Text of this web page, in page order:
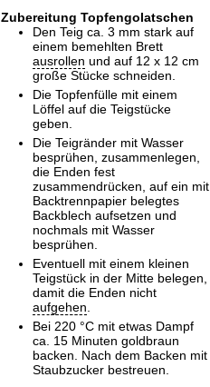
Zubereitung Topfengolatschen
Den Teig ca. 3 mm stark auf
einem bemehlten Brett
ausrollen und auf 12 x 12 cm
große Stücke schneiden.
Die Topfenfülle mit einem
Löffel auf die Teigstücke
geben.
Die Teigränder mit Wasser
besprühen, zusammenlegen,
die Enden fest
zusammendrücken, auf ein mit
Backtrennpapier belegtes
Backblech aufsetzen und
nochmals mit Wasser
besprühen.
Eventuell mit einem kleinen
Teigstück in der Mitte belegen,
damit die Enden nicht
aufgehen
Bei 220 °C mit etwas Dampf
ca. 15 Minuten goldbraun
backen. Nach dem Backen mit
Staubzucker bestreuen.